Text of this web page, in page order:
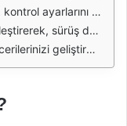
edersiniz. Ancak, bilgisayarınızın donanımının bu ayarları kaldırıp kaldırmayacağını da göz önünde bulundurmalısınız.
oyununuzu daha akıcı ve eğlenceli hale getirecek, daha iyi performans göstermenize olanak tanıyacaktır.
hem daha iyi bir oyuncu olur hem de oyun deneyiminizi daha eğlenceli hale getirebilirsiniz.